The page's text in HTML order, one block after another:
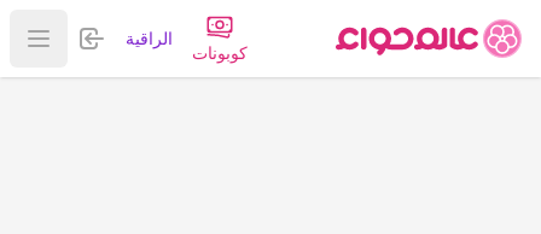
كوبونات
الراقية تسجيل
عرض